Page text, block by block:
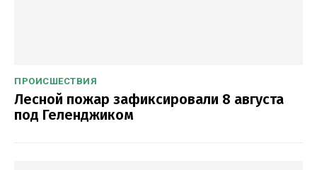
ПРОИСШЕСТВИЯ
Лесной пожар зафиксировали 8 августа
под Геленджиком